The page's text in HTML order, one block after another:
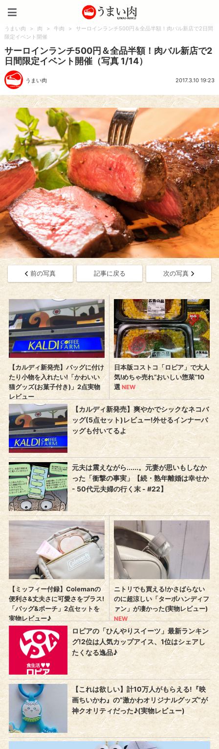
うまい肉 > 肉 > 牛肉 >
サーロインランチ500円＆全品半額！肉バル新店で2日間
限定イベント開催
サーロインランチ500円＆全品半額！肉バル新店で2
日間限定イベント開催（写真 1/14）
うまい肉 2017.3.10 19:23
前の写真 記事に戻る 次の写真